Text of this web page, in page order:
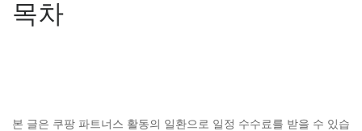
목차
본 글은 쿠팡 파트너스 활동의 일환으로 일정 수수료를 받을 수 있습